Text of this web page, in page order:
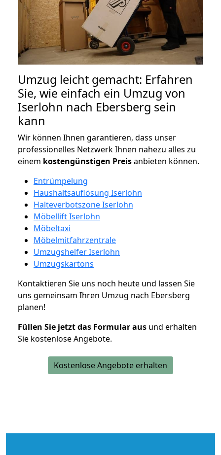
Umzug leicht gemacht: Erfahren
Sie, wie einfach ein Umzug von
Iserlohn nach Ebersberg sein
kann
Wir können Ihnen garantieren, dass unser
professionelles Netzwerk Ihnen nahezu alles zu
einem kostengünstigen Preisanbieten können.
Entrümpelung
Haushaltsauflösung Iserlohn
Halteverbotszone Iserlohn
Möbellift Iserlohn
Möbeltaxi
Möbelmitfahrzentrale
Umzugshelfer Iserlohn
Umzugskartons
Kontaktieren Sie uns noch heute und lassen Sie
uns gemeinsam Ihren Umzug nach Ebersberg
planen!
Füllen Sie jetzt das Formular aus und erhalten
Sie kostenlose Angebote.
Kostenlose Angebote erhalten